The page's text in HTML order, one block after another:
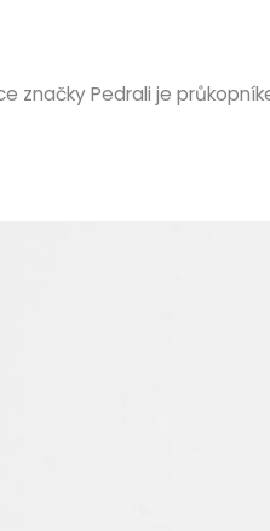
značky Pedrali je